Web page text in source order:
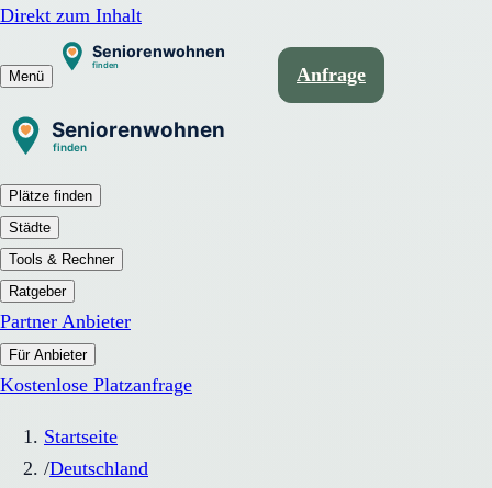
Direkt zum Inhalt
Menü Anfrage
Plätze finden
Städte
Tools & Rechner
Ratgeber
Partner Anbieter
Für Anbieter
Kostenlose Platzanfrage
Startseite
/Deutschland